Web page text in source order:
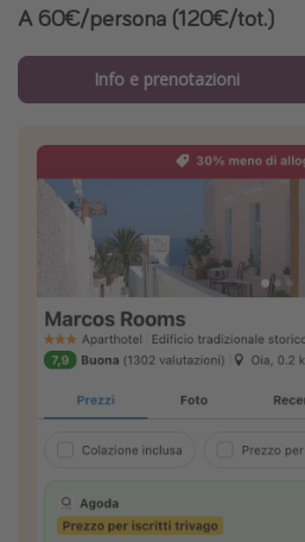
A 60€/persona (120€/tot.)
Info e prenotazioni